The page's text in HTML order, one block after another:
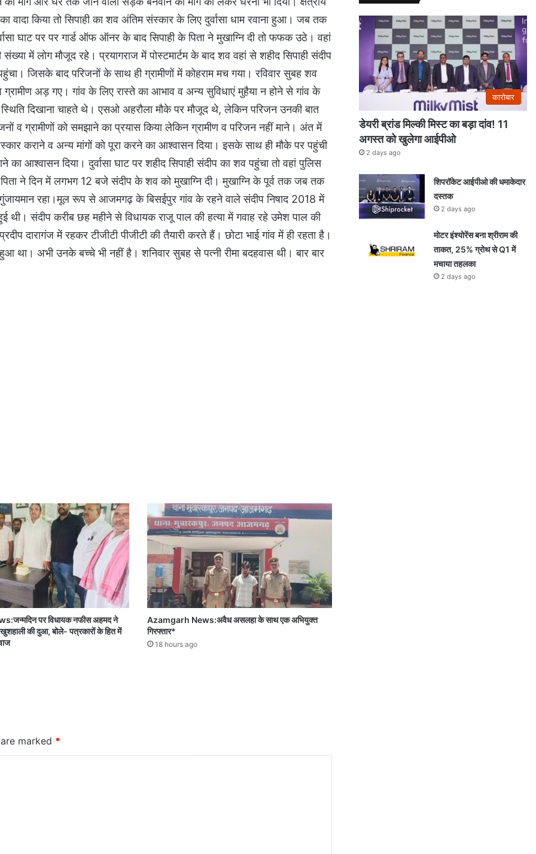
किया तो सिपाही का शव अंतिम संस्कार के लिए दुर्वासा धाम रवाना हुआ। जब तक
घाट पर पर गार्ड ऑफ ऑनर के बाद सिपाही के पिता ने मुखाग्नि दी तो फफक उठे। वहां
में लोग मौजूद रहे। प्रयागराज में पोस्टमार्टम के बाद शव वहां से शहीद सिपाही संदीप
जिसके बाद परिजनों के साथ ही ग्रामीणों में कोहराम मच गया। रविवार सुबह शव
ग्रामीण अड़ गए। गांव के लिए रास्ते का आभाव व अन्य सुविधाएं मुहैया न होने से गांव के
दिखाना चाहते थे। एसओ अहरौला मौके पर मौजूद थे, लेकिन परिजन उनकी बात
व ग्रामीणों को समझाने का प्रयास किया लेकिन ग्रामीण व परिजन नहीं माने। अंत में
कराने व अन्य मांगों को पूरा करने का आश्वासन दिया। इसके साथ ही मौके पर पहुंची
आश्वासन दिया। दुर्वासा घाट पर शहीद सिपाही संदीप का शव पहुंचा तो वहां पुलिस
ने दिन में लगभग 12 बजे संदीप के शव को मुखाग्नि दी। मुखाग्नि के पूर्व तक जब तक
गुंजायमान रहा।मूल रूप से आजमगढ़ के बिसईपुर गांव के रहने वाले संदीप निषाद 2018 में
थी। संदीप करीब छह महीने से विधायक राजू पाल की हत्या में गवाह रहे उमेश पाल की
दारागंज में रहकर टीजीटी पीजीटी की तैयारी करते हैं। छोटा भाई गांव में ही रहता है।
था। अभी उनके बच्चे भी नहीं है। शनिवार सुबह से पत्नी रीमा बदहवास थी। बार बार
पर विधायक नफीस अहमद ने
की दुआ, बोले- पत्रकारों के हित में
Azamgarh News:अवैध असलहा के साथ एक अभियुक्त
गिरफ्तार*
18 hours ago
marked *
कारोबार
डेयरी ब्रांड मिल्की मिस्ट का बड़ा दांव! 11
अगस्त को खुलेगा आईपीओ
2 days ago
शिपरॉकेट आईपीओ की धमाकेदार
दस्तक
2 days ago
मोटर इंश्योरेंस बना श्रीराम की
ताकत, 25% ग्रोथ से Q1 में
मचाया तहलका
2 days ago